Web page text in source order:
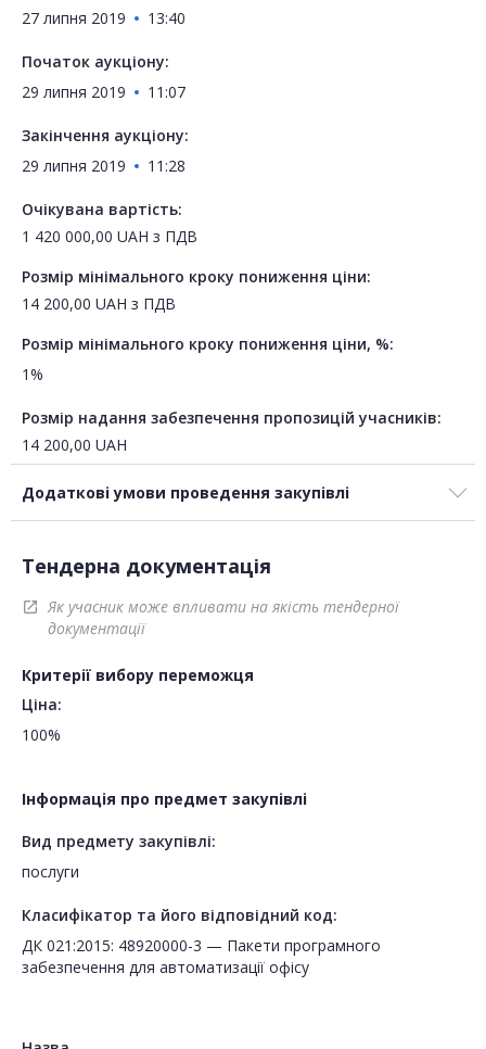
27 липня 2019
13:40
Початок аукціону:
29 липня 2019
11:07
Закінчення аукціону:
29 липня 2019
11:28
Очікувана вартість:
1 420 000,00 UAH з ПДВ
Розмір мінімального кроку пониження ціни:
14 200,00 UAH з ПДВ
Розмір мінімального кроку пониження ціни, %:
1%
Розмір надання забезпечення пропозицій учасників:
14 200,00 UAH
Додаткові умови проведення закупівлі
Тендерна документація
open_in_new
Як учасник може впливати на якість тендерної
документації
Критерії вибору переможця
Ціна:
100%
Інформація про предмет закупівлі
Вид предмету закупівлі:
послуги
Класифікатор та його відповідний код:
ДК 021:2015: 48920000-3 — Пакети програмного
забезпечення для автоматизації офісу